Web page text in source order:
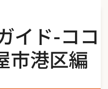
イド-ココ
市港区編